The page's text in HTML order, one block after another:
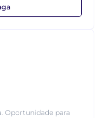
Oportunidade para